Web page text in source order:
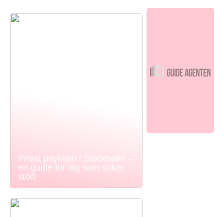
Privat psykiatri i Stockholm –
en guide för dig som söker
stöd